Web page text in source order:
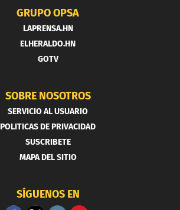
GRUPO OPSA
LAPRENSA.HN
ELHERALDO.HN
GOTV
SOBRE NOSOTROS
SERVICIO AL USUARIO
POLITICAS DE PRIVACIDAD
SUSCRIBETE
MAPA DEL SITIO
SÍGUENOS EN